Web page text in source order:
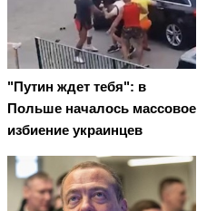
"Путин ждет тебя": в
Польше началось массовое
избиение украинцев